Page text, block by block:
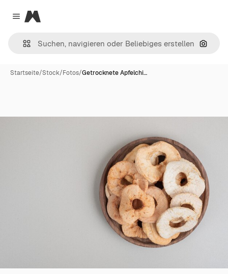
Close menu
Magnific
Nach
Startseite/Stock/Fotos/Getrocknete Apfelchi…